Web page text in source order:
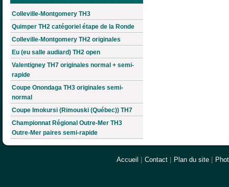
Colleville-Montgomery TH3
Quimper TH2 catégoriel étape de la Ronde
Colleville-Montgomery TH2 originales
Eu (eu salle audiard) TH2 open
Valentigney TH7 originales normal + semi-
rapide
Coupe Onondaga TH3 originales semi-
normal
Coupe Imokursi (Rimouski (Québec)) TH7
Championnat Régional Outre-Mer TH3
Outre-Mer paires semi-rapide
Accueil Contact Plan du site